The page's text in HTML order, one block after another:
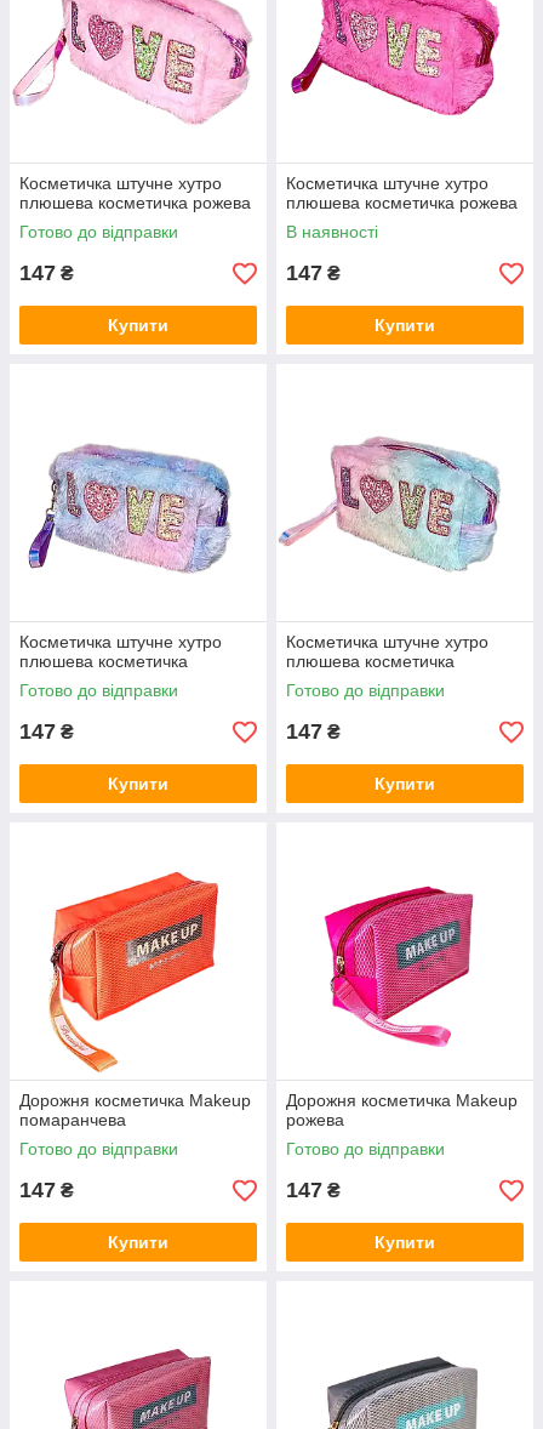
Косметичка штучне хутро
плюшева косметичка рожева
Готово до відправки
147 ₴
Купити
Косметичка штучне хутро
плюшева косметичка рожева
В наявності
147 ₴
Купити
Косметичка штучне хутро
плюшева косметичка
Готово до відправки
147 ₴
Купити
Косметичка штучне хутро
плюшева косметичка
Готово до відправки
147 ₴
Купити
Дорожня косметичка Makeup
помаранчева
Готово до відправки
147 ₴
Купити
Дорожня косметичка Makeup
рожева
Готово до відправки
147 ₴
Купити